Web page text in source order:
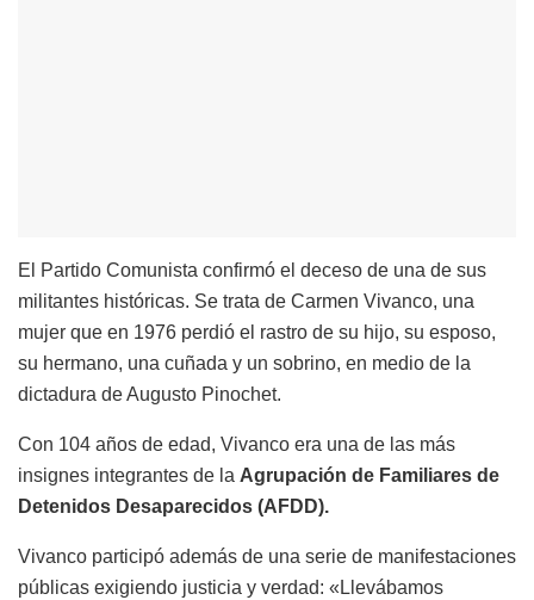
El Partido Comunista confirmó el deceso de una de sus
militantes históricas. Se trata de Carmen Vivanco, una
mujer que en 1976 perdió el rastro de su hijo, su esposo,
su hermano, una cuñada y un sobrino, en medio de la
dictadura de Augusto Pinochet.
Con 104 años de edad, Vivanco era una de las más
insignes integrantes de la Agrupación de Familiares de
Detenidos Desaparecidos (AFDD).
Vivanco participó además de una serie de manifestaciones
públicas exigiendo justicia y verdad: «Llevábamos